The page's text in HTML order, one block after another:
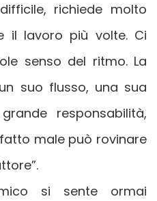
richiede molto
il lavoro più volte. Ci
senso del ritmo. La
suo flusso, una sua
responsabilità,
male può rovinare
si sente ormai